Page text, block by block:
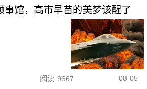
事馆，高市早苗的美梦该醒了
阅读 9667 08-05